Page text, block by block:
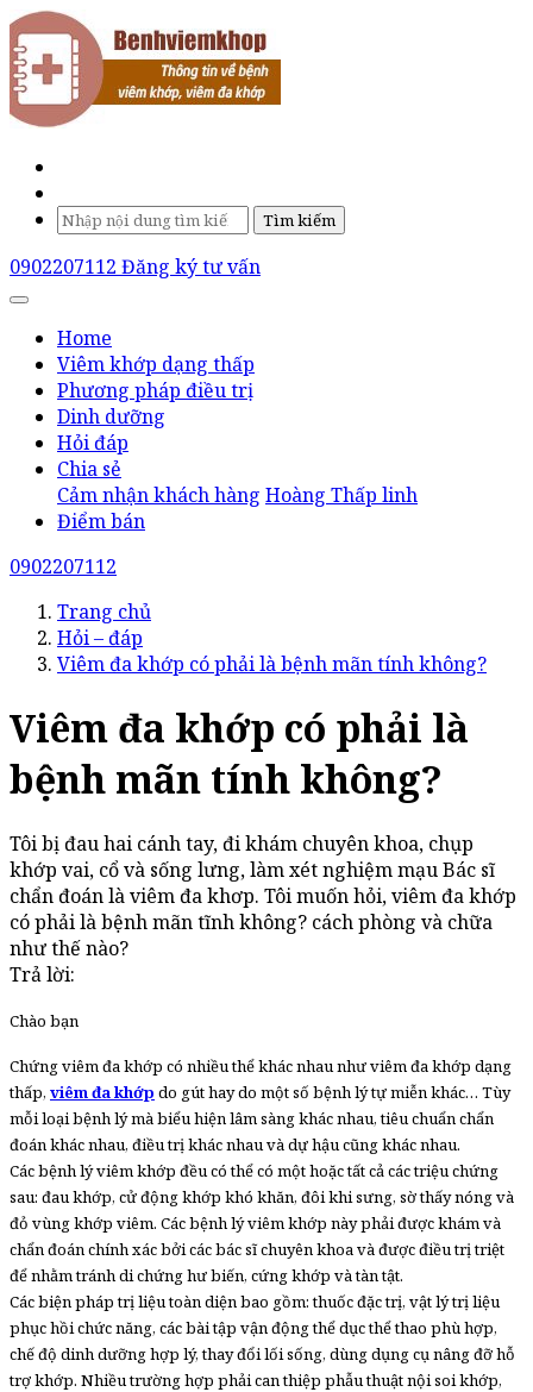
Tìm kiếm
0902207112 Đăng ký tư vấn
Home
Viêm khớp dạng thấp
Phương pháp điều trị
Dinh dưỡng
Hỏi đáp
Chia sẻ
Cảm nhận khách hàng Hoàng Thấp linh
Điểm bán
0902207112
Trang chủ
Hỏi – đáp
Viêm đa khớp có phải là bệnh mãn tính không?
Viêm đa khớp có phải là
bệnh mãn tính không?
Tôi bị đau hai cánh tay, đi khám chuyên khoa, chụp
khớp vai, cổ và sống lưng, làm xét nghiệm mạu Bác sĩ
chẩn đoán là viêm đa khơp. Tôi muốn hỏi, viêm đa khớp
có phải là bệnh mãn tĩnh không? cách phòng và chữa
như thế nào?
Trả lời:
Chào bạn
Chứng viêm đa khớp có nhiều thể khác nhau như viêm đa khớp dạng
thấp, viêm đa khớp do gút hay do một số bệnh lý tự miễn khác… Tùy
mỗi loại bệnh lý mà biểu hiện lâm sàng khác nhau, tiêu chuẩn chẩn
đoán khác nhau, điều trị khác nhau và dự hậu cũng khác nhau.
Các bệnh lý viêm khớp đều có thể có một hoặc tất cả các triệu chứng
sau: đau khớp, cử động khớp khó khăn, đôi khi sưng, sờ thấy nóng và
đỏ vùng khớp viêm. Các bệnh lý viêm khớp này phải được khám và
chẩn đoán chính xác bởi các bác sĩ chuyên khoa và được điều trị triệt
để nhằm tránh di chứng hư biến, cứng khớp và tàn tật.
Các biện pháp trị liệu toàn diện bao gồm: thuốc đặc trị, vật lý trị liệu
phục hồi chức năng, các bài tập vận động thể dục thể thao phù hợp,
chế độ dinh dưỡng hợp lý, thay đổi lối sống, dùng dụng cụ nâng đỡ hỗ
trợ khớp. Nhiều trường hợp phải can thiệp phẫu thuật nội soi khớp,